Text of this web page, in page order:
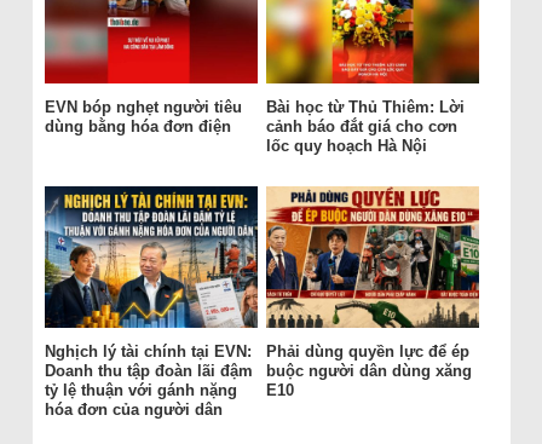
EVN bóp nghẹt người tiêu
dùng bằng hóa đơn điện
Bài học từ Thủ Thiêm: Lời
cảnh báo đắt giá cho cơn
lốc quy hoạch Hà Nội
Nghịch lý tài chính tại EVN:
Doanh thu tập đoàn lãi đậm
tỷ lệ thuận với gánh nặng
hóa đơn của người dân
Phải dùng quyền lực để ép
buộc người dân dùng xăng
E10